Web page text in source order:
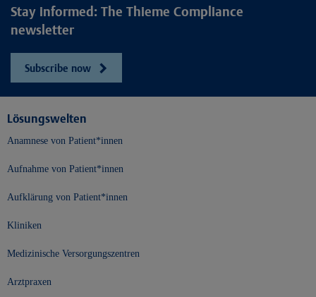
Stay informed: The Thieme Compliance
newsletter
Subscribe now
Lösungswelten
Anamnese von Patient*innen
Aufnahme von Patient*innen
Aufklärung von Patient*innen
Kliniken
Medizinische Versorgungszentren
Arztpraxen